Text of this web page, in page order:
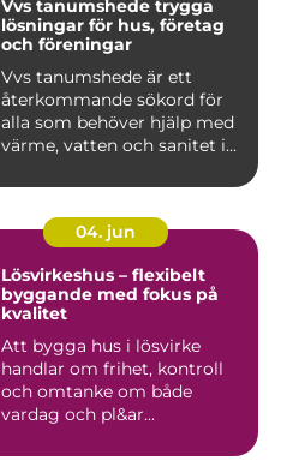
Vvs tanumshede trygga
lösningar för hus, företag
och föreningar
Vvs tanumshede är ett
återkommande sökord för
alla som behöver hjälp med
värme, vatten och sanitet i...
04. jun
Lösvirkeshus – flexibelt
byggande med fokus på
kvalitet
Att bygga hus i lösvirke
handlar om frihet, kontroll
och omtanke om både
vardag och pl&ar...